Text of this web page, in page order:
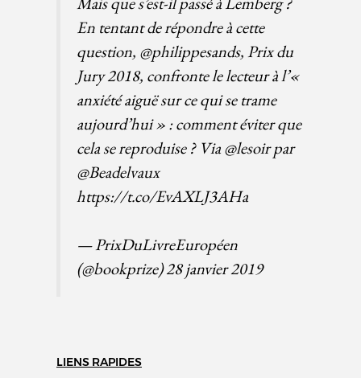
En tentant de répondre à cette
question, @philippesands, Prix du
Jury 2018, confronte le lecteur à l’«
anxiété aiguë sur ce qui se trame
aujourd’hui » : comment éviter que
cela se reproduise ? Via@lesoirpar
@Beadelvaux
https://t.co/EvAXLJ3AHa
— PrixDuLivreEuropéen
(@bookprize)28 janvier 2019
LIENS RAPIDES